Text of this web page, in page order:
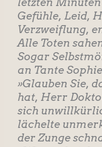
Gefühle, Leid,
Verzweiflung,
Alle Toten
Sogar
an Tante
»Glauben Sie,
hat, Herr
sich
lächelte
der Zunge